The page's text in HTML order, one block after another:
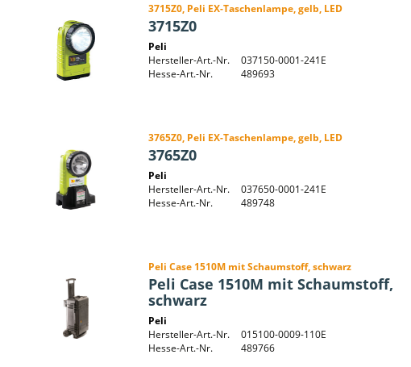
3715Z0, Peli EX-Taschenlampe, gelb, LED
3715Z0
Peli
Hersteller-Art.-Nr.
037150-0001-241E
Hesse-Art.-Nr.
489693
3765Z0, Peli EX-Taschenlampe, gelb, LED
3765Z0
Peli
Hersteller-Art.-Nr.
037650-0001-241E
Hesse-Art.-Nr.
489748
Peli Case 1510M mit Schaumstoff, schwarz
Peli Case 1510M mit Schaumstoff,
schwarz
Peli
Hersteller-Art.-Nr.
015100-0009-110E
Hesse-Art.-Nr.
489766